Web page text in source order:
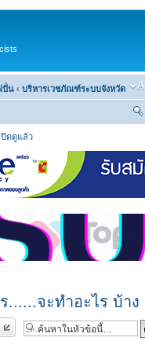
ปั่น ‹ บริหารเวชภัณฑ์ระบบจังหวัด
ปิดดูแล้ว
......จะทำอะไร บ้าง